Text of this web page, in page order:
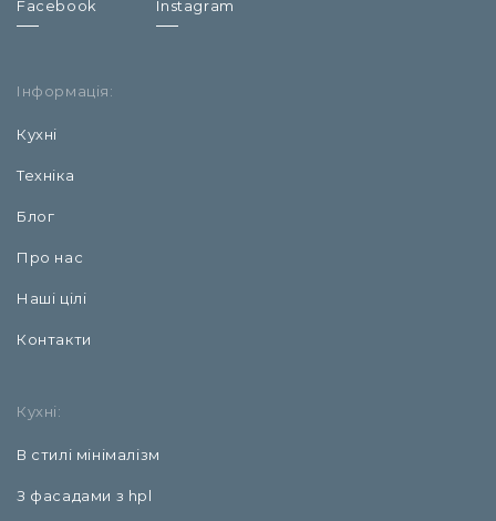
Facebook Instagram
Інформація:
Кухні
Техніка
Блог
Про нас
Наші цілі
Контакти
Кухні:
В стилі мінімалізм
З фасадами з hpl